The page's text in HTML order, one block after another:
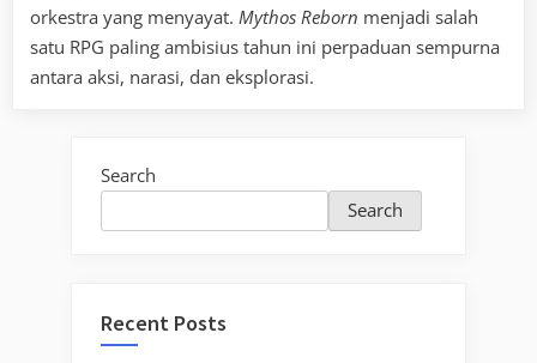
orkestra yang menyayat. Mythos Reborn menjadi salah
satu RPG paling ambisius tahun ini perpaduan sempurna
antara aksi, narasi, dan eksplorasi.
Search
Search
Recent Posts